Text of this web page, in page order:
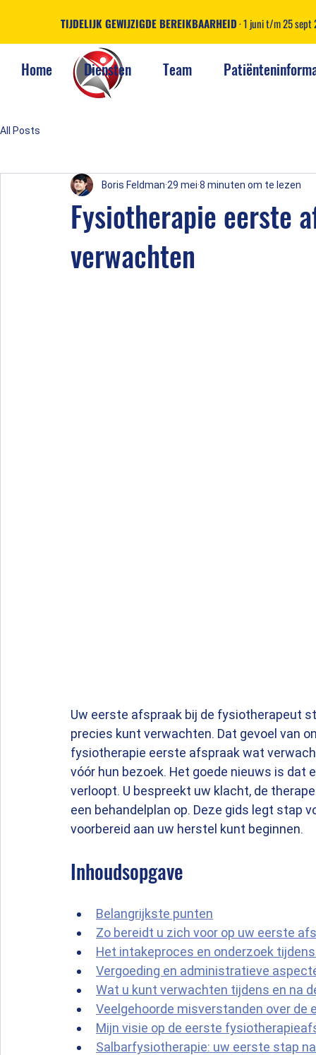
TIJDELIJK GEWIJZIGDE BEREIKBAARHEID· 1 juni t/m 25 sept
Home Diensten Team
All Posts
Fysiotherapie eerste
verwachten
Boris Feldman 29 mei 8 minuten om te lezen
Uw eerste afspraak bij de fysiotherapeut
precies kunt verwachten. Dat gevoel van
fysiotherapie eerste afspraak wat
vóór hun bezoek. Het goede nieuws is
verloopt. U bespreekt uw klacht, de
een behandelplan op. Deze gids legt stap
voorbereid aan uw herstel kunt beginnen.
Inhoudsopgave
Belangrijkste punten
Zo bereidt u zich voor op uw eerste
Het intakeproces en onderzoek
Vergoeding en administratieve
Wat u kunt verwachten tijdens en na
Veelgehoorde misverstanden over de
Mijn visie op de eerste
Salbarfysiotherapie: uw eerste stap